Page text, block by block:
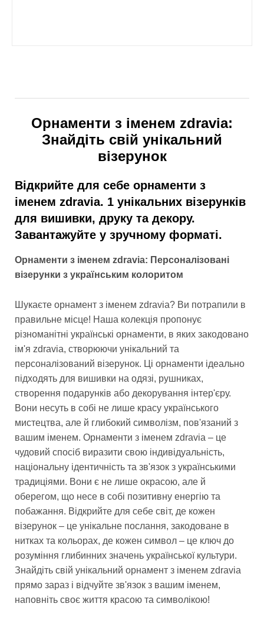
Орнаменти з іменем zdravia:
Знайдіть свій унікальний
візерунок
Відкрийте для себе орнаменти з
іменем zdravia. 1 унікальних візерунків
для вишивки, друку та декору.
Завантажуйте у зручному форматі.
Орнаменти з іменем zdravia: Персоналізовані
візерунки з українським колоритом
Шукаєте орнамент з іменем zdravia? Ви потрапили в
правильне місце! Наша колекція пропонує
різноманітні українські орнаменти, в яких закодовано
ім'я zdravia, створюючи унікальний та
персоналізований візерунок. Ці орнаменти ідеально
підходять для вишивки на одязі, рушниках,
створення подарунків або декорування інтер'єру.
Вони несуть в собі не лише красу українського
мистецтва, але й глибокий символізм, пов'язаний з
вашим іменем. Орнаменти з іменем zdravia – це
чудовий спосіб виразити свою індивідуальність,
національну ідентичність та зв'язок з українськими
традиціями. Вони є не лише окрасою, але й
оберегом, що несе в собі позитивну енергію та
побажання. Відкрийте для себе світ, де кожен
візерунок – це унікальне послання, закодоване в
нитках та кольорах, де кожен символ – це ключ до
розуміння глибинних значень української культури.
Знайдіть свій унікальний орнамент з іменем zdravia
прямо зараз і відчуйте зв'язок з вашим іменем,
наповніть своє життя красою та символікою!